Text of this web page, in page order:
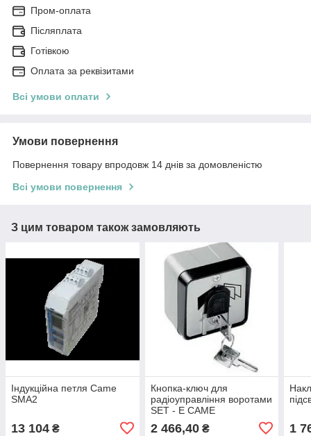
Пром-оплата
Післяплата
Готівкою
Оплата за реквізитами
Всі умови оплати
Умови повернення
Повернення товару впродовж 14 днів за домовленістю
Всі умови повернення
З цим товаром також замовляють
Індукційна петля Came
SMA2
13 104 ₴
Кнопка-ключ для
радіоуправління воротами
SET - E САМЕ
2 466,40₴ 1